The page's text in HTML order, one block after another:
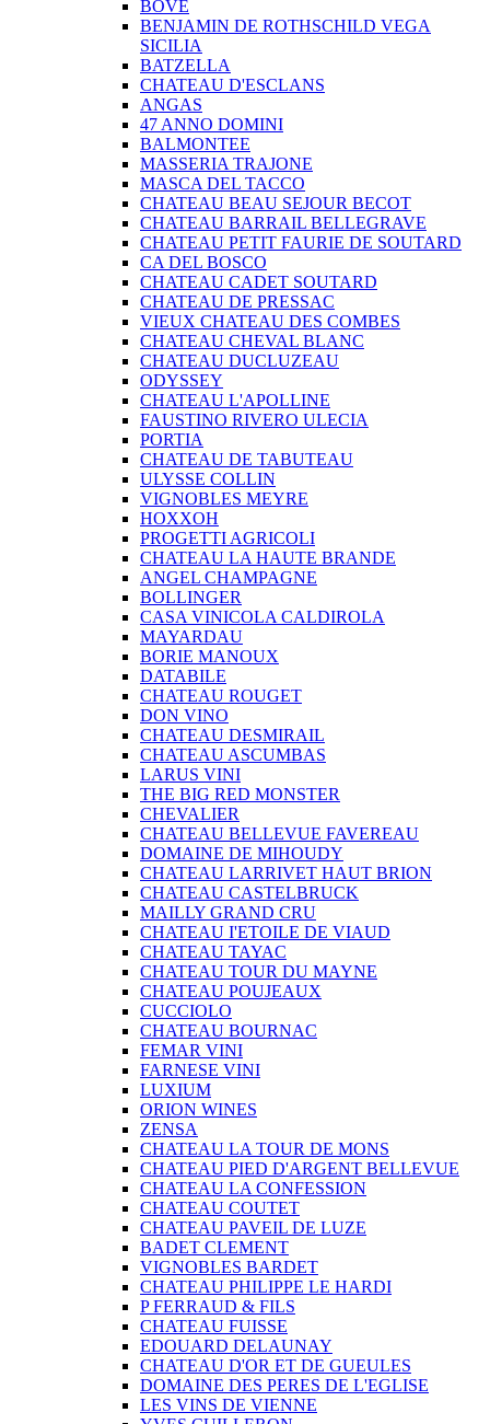
BOVE
BENJAMIN DE ROTHSCHILD VEGA
SICILIA
BATZELLA
CHATEAU D'ESCLANS
ANGAS
47 ANNO DOMINI
BALMONTEE
MASSERIA TRAJONE
MASCA DEL TACCO
CHATEAU BEAU SEJOUR BECOT
CHATEAU BARRAIL BELLEGRAVE
CHATEAU PETIT FAURIE DE SOUTARD
CA DEL BOSCO
CHATEAU CADET SOUTARD
CHATEAU DE PRESSAC
VIEUX CHATEAU DES COMBES
CHATEAU CHEVAL BLANC
CHATEAU DUCLUZEAU
ODYSSEY
CHATEAU L'APOLLINE
FAUSTINO RIVERO ULECIA
PORTIA
CHATEAU DE TABUTEAU
ULYSSE COLLIN
VIGNOBLES MEYRE
HOXXOH
PROGETTI AGRICOLI
CHATEAU LA HAUTE BRANDE
ANGEL CHAMPAGNE
BOLLINGER
CASA VINICOLA CALDIROLA
MAYARDAU
BORIE MANOUX
DATABILE
CHATEAU ROUGET
DON VINO
CHATEAU DESMIRAIL
CHATEAU ASCUMBAS
LARUS VINI
THE BIG RED MONSTER
CHEVALIER
CHATEAU BELLEVUE FAVEREAU
DOMAINE DE MIHOUDY
CHATEAU LARRIVET HAUT BRION
CHATEAU CASTELBRUCK
MAILLY GRAND CRU
CHATEAU I'ETOILE DE VIAUD
CHATEAU TAYAC
CHATEAU TOUR DU MAYNE
CHATEAU POUJEAUX
CUCCIOLO
CHATEAU BOURNAC
FEMAR VINI
FARNESE VINI
LUXIUM
ORION WINES
ZENSA
CHATEAU LA TOUR DE MONS
CHATEAU PIED D'ARGENT BELLEVUE
CHATEAU LA CONFESSION
CHATEAU COUTET
CHATEAU PAVEIL DE LUZE
BADET CLEMENT
VIGNOBLES BARDET
CHATEAU PHILIPPE LE HARDI
P FERRAUD & FILS
CHATEAU FUISSE
EDOUARD DELAUNAY
CHATEAU D'OR ET DE GUEULES
DOMAINE DES PERES DE L'EGLISE
LES VINS DE VIENNE